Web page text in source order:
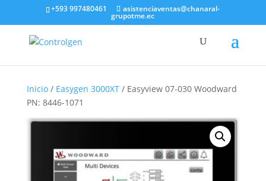
+593 997480461 asistenciaventas@chanaral-
grupotme.ec
Inicio/ Easygen 3000XT/ Easyview 07-030 Woodward
PN: 8446-1071